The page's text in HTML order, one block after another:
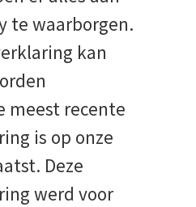
te waarborgen.
kan
meest recente
is op onze
Deze
werd voor